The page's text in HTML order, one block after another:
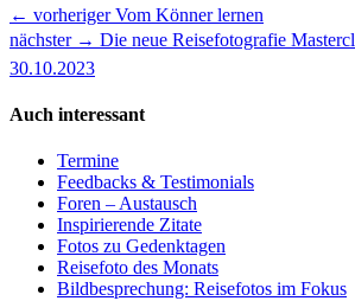
Beitragsnavigation
← vorheriger Vorheriger
Beitrag:
Vom Könner lernen
nächster → nächster
Die neue Reisefotografie
30.10.2023
Auch interessant
Termine
Feedbacks & Testimonials
Foren – Austausch
Inspirierende Zitate
Fotos zu Gedenktagen
Reisefoto des Monats
Bildbesprechung: Reisefotos im Fokus